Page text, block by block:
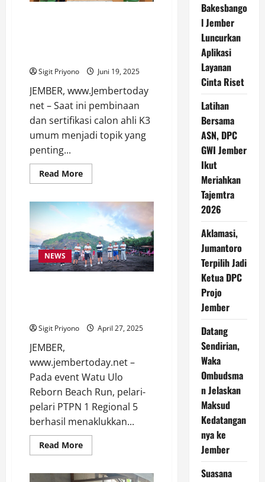
Sigit Priyono Juni 19, 2025
JEMBER, www.Jembertoday
net – Saat ini pembinaan
dan sertifikasi calon ahli K3
umum menjadi topik yang
penting...
Read MoreRead
more
Pengusaha
Perkebunan
Wilayah
3
Jatim
Dorong
Pembinaan
dan
Sertifikasi
NEWS
Sigit Priyono April 27, 2025
JEMBER,
www.jembertoday.net –
Pada event Watu Ulo
Reborn Beach Run, pelari-
pelari PTPN 1 Regional 5
berhasil menaklukkan...
Read MoreRead
more
Ulo
Bakesbango
l Jember
Luncurkan
Aplikasi
Layanan
Cinta Riset
Latihan
Bersama
ASN, DPC
GWI Jember
Ikut
Meriahkan
Tajemtra
2026
Aklamasi,
Jumantoro
Terpilih Jadi
Ketua DPC
Projo
Jember
Datang
Sendirian,
Waka
Ombudsma
n Jelaskan
Maksud
Kedatangan
nya ke
Jember
Suasana